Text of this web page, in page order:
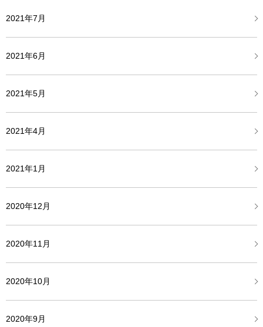
2021年7月
2021年6月
2021年5月
2021年4月
2021年1月
2020年12月
2020年11月
2020年10月
2020年9月